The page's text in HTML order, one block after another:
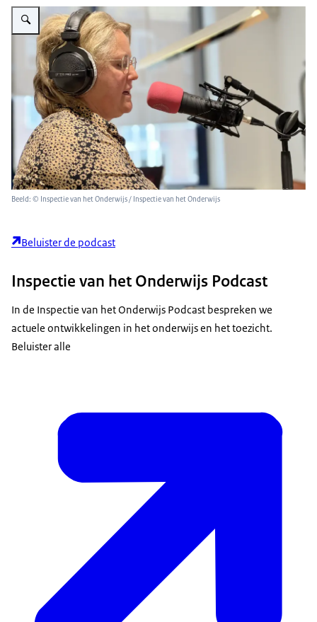
Vergroot afbeelding Podcast Gemeentelijk toezicht
Beeld: © Inspectie van het Onderwijs / Inspectie van het Onderwijs
Beluister de podcast
Inspectie van het Onderwijs Podcast
In de Inspectie van het Onderwijs Podcast bespreken we
actuele ontwikkelingen in het onderwijs en het toezicht.
Beluister alle